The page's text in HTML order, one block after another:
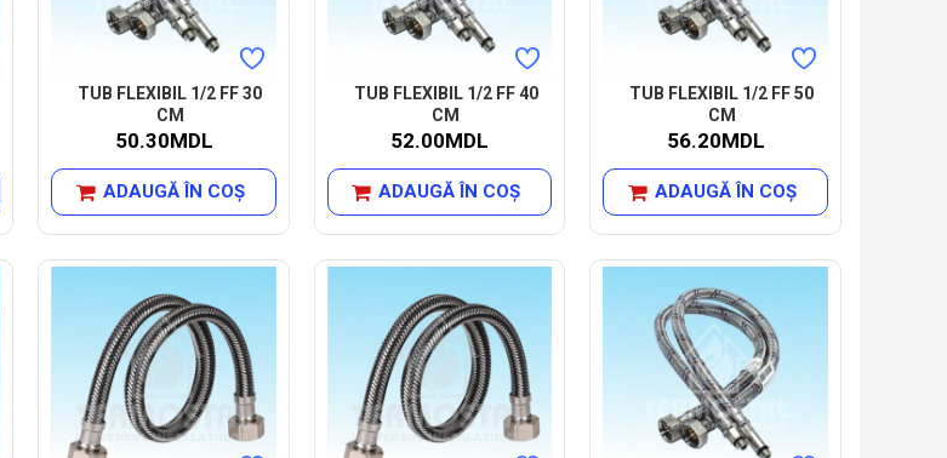
TUB FLEXIBIL 1/2 FF 30
CM
50.30MDL
ADAUGĂ ÎN COŞ
TUB FLEXIBIL 1/2 FF 40
CM
52.00MDL
ADAUGĂ ÎN COŞ
TUB FLEXIBIL 1/2 FF 50
CM
56.20MDL
ADAUGĂ ÎN COŞ